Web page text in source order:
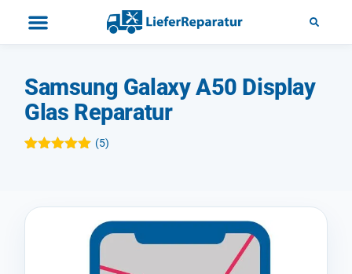
Samsung Galaxy A50 Display
Glas Reparatur
Kundenbewertungen
(5)